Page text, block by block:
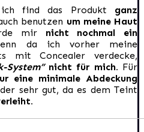
find das Produkt ganz
benutzen um meine Haut
mirnicht nochmal ein
da ich vorher meine
mit Concealer verdecke,
System” nicht für mich. Für
eine minimale Abdeckung
sehr gut, da es dem Teint